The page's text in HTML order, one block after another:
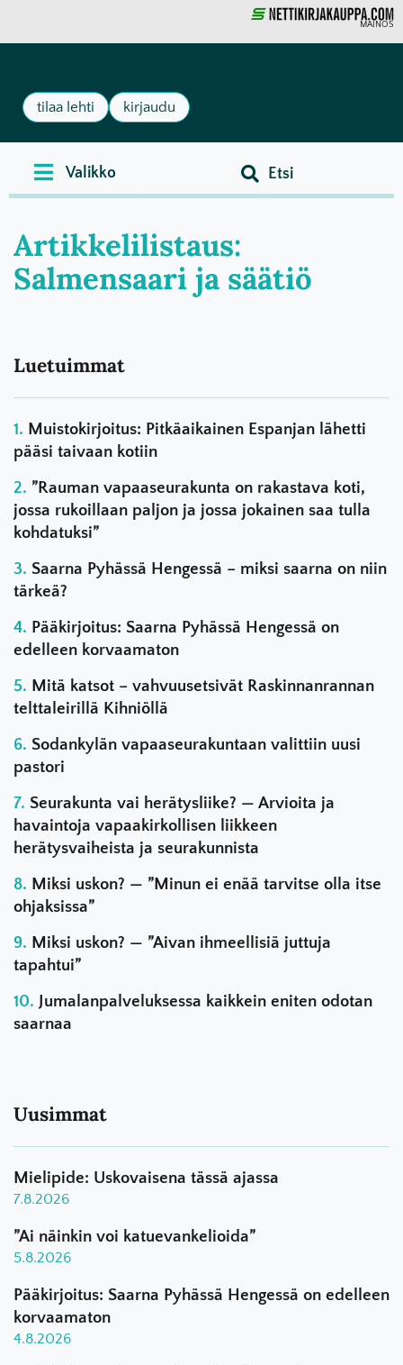
MAINOS
tilaa lehti kirjaudu
Artikkelilistaus:
Salmensaari ja säätiö
Luetuimmat
Muistokirjoitus: Pitkäaikainen Espanjan lähetti
pääsi taivaan kotiin
”Rauman vapaaseurakunta on rakastava koti,
jossa rukoillaan paljon ja jossa jokainen saa tulla
kohdatuksi”
Saarna Pyhässä Hengessä – miksi saarna on niin
tärkeä?
Pääkirjoitus: Saarna Pyhässä Hengessä on
edelleen korvaamaton
Mitä katsot – vahvuusetsivät Raskinnanrannan
telttaleirillä Kihniöllä
Sodankylän vapaaseurakuntaan valittiin uusi
pastori
Seurakunta vai herätysliike? — Arvioita ja
havaintoja vapaakirkollisen liikkeen
herätysvaiheista ja seurakunnista
Miksi uskon? — ”Minun ei enää tarvitse olla itse
ohjaksissa”
Miksi uskon? — ”Aivan ihmeellisiä juttuja
tapahtui”
Jumalanpalveluksessa kaikkein eniten odotan
saarnaa
Uusimmat
Mielipide: Uskovaisena tässä ajassa
7.8.2026
”Ai näinkin voi katuevankelioida”
5.8.2026
Pääkirjoitus: Saarna Pyhässä Hengessä on edelleen
korvaamaton
4.8.2026